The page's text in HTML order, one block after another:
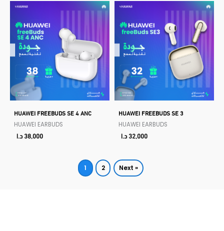
HUAWEI FREEBUDS SE 4 ANC
HUAWEI EARBUDS
38,000د.ا
HUAWEI FREEBUDS SE 3
HUAWEI EARBUDS
32,000د.ا
1 2 Next »